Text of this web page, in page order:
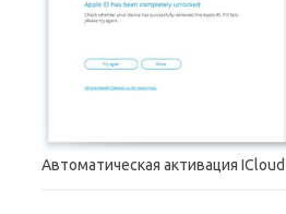
Автоматическая активация